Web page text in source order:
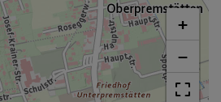
+
−